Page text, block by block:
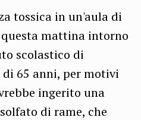
tossica in un'aula di
questa mattina intorno
scolastico di
di 65 anni, per motivi
ingerito una
di rame, che